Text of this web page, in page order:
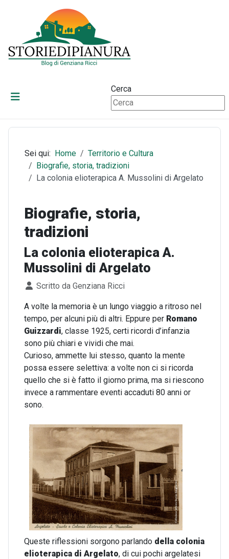
Cerca
Sei qui: Home
Territorio e Cultura
Biografie, storia, tradizioni
La colonia elioterapica A. Mussolini di Argelato
Biografie, storia,
tradizioni
La colonia elioterapica A.
Mussolini di Argelato
Dettagli
Scritto da Genziana Ricci
A volte la memoria è un lungo viaggio a ritroso nel
tempo, per alcuni più di altri. Eppure per Romano
Guizzardi, classe 1925, certi ricordi d’infanzia
sono più chiari e vividi che mai.
Curioso, ammette lui stesso, quanto la mente
possa essere selettiva: a volte non ci si ricorda
quello che si è fatto il giorno prima, ma si riescono
invece a rammentare eventi accaduti 80 anni or
sono.
Queste riflessioni sorgono parlando della colonia
elioterapica di Argelato, di cui pochi argelatesi